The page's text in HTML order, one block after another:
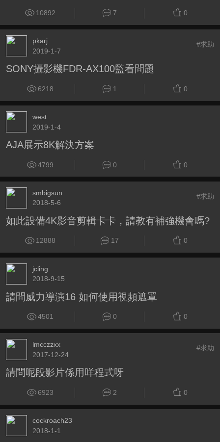
10892 7 0
pkarj
2019-1-7
#求助
SONY攝影機FDR-AX100監看問題
6218 1 0
west
2019-1-4
AJA展示8K解決方案
4799 0 0
smbigsun
2018-5-6
#求助
如此設備4K影音剪輯卡卡，請教有補強機會嗎?
12888 17 0
jcling
2018-9-15
請問威力導演16 如何使用視頻遮罩
4501 0 0
lmcczzxx
2017-12-24
#求助
請問呢段影片係用咩程式呀
6923 2 0
cockroach23
2018-1-1